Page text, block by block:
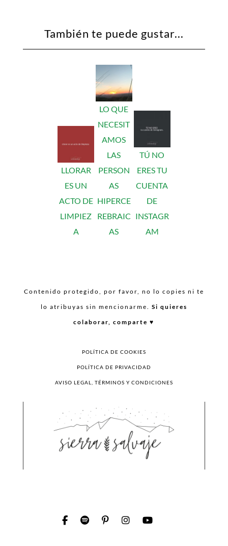
También te puede gustar...
LLORAR
ES UN
ACTO DE
LIMPIEZ
A
LO QUE
NECESIT
AMOS
LAS
PERSON
AS
HIPERCE
REBRAIC
AS
TÚ NO
ERES TU
CUENTA
DE
INSTAGR
AM
Contenido protegido, por favor, no lo copies ni te
lo atribuyas sin mencionarme. Si quieres
colaborar, comparte ♥︎
POLÍTICA DE COOKIES
POLÍTICA DE PRIVACIDAD
AVISO LEGAL, TÉRMINOS Y CONDICIONES